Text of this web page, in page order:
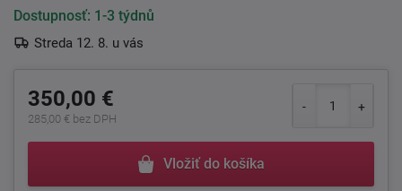
Dostupnosť: 1-3 týdnů
Streda 12. 8. u vás
350,00 €
285,00 € bez DPH
Vložiť do košíka